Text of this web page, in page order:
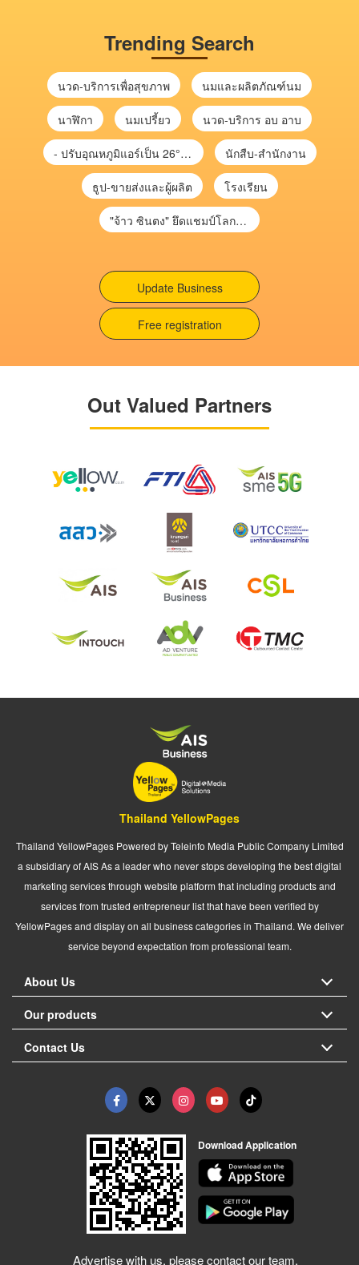
Trending Search
นวด-บริการเพื่อสุขภาพ นมและผลิตภัณฑ์นม
นาฬิกา นมเปรี้ยว นวด-บริการ อบ อาบ
- ปรับอุณหภูมิแอร์เป็น 26°C ช่วยลดไฟฟ้าได้ จะช่วยลดค่าไฟประมาณ 10% นักสืบ-สำนักงาน
ธูป-ขายส่งและผู้ผลิต โรงเรียน
"จ้าว ซินตง" ยึดแชมป์โลกสนุกเกอร์ จารึกประวัติศาสตร์คนแรกเอเชีย
Update Business
Free registration
Out Valued Partners
Thailand YellowPages
Thailand YellowPages Powered by Teleinfo Media Public Company Limited
a subsidiary of AIS As a leader who never stops developing the best digital
marketing services through website platform that including products and
services from trusted entrepreneur list that have been verified by
YellowPages and display on all business categories in Thailand. We deliver
service beyond expectation from professional team.
About Us
Our products
Contact Us
Download Application
Advertise with us, please contact our team.